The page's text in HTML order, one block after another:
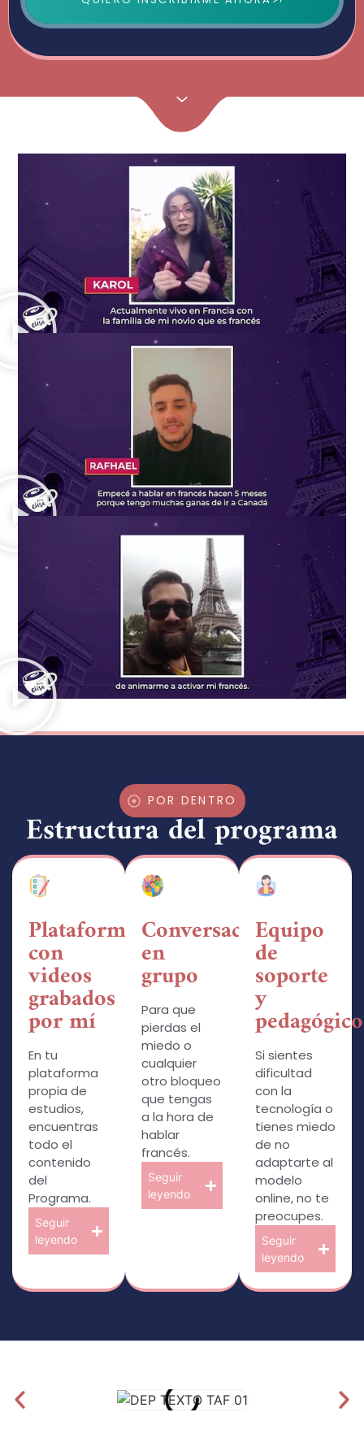
diferente de todo lo que has visto.
extrema naturalidad y total autonomía ¡EN SOLO 6
POR DENTRO
Estructura del programa
Plataforma
con
videos
grabados
por mí
En tu
plataforma
propia de
estudios,
encuentras
todo el
contenido
del
Programa.
Seguir
leyendo
Conversación
en
grupo
Para que
pierdas el
miedo o
cualquier
otro bloqueo
que tengas
a la hora de
hablar
francés.
Seguir
leyendo
Equipo
de
soporte
y
pedagógico
Si sientes
dificultad
con la
tecnología o
tienes miedo
de no
adaptarte al
modelo
online, no te
preocupes.
Seguir
leyendo